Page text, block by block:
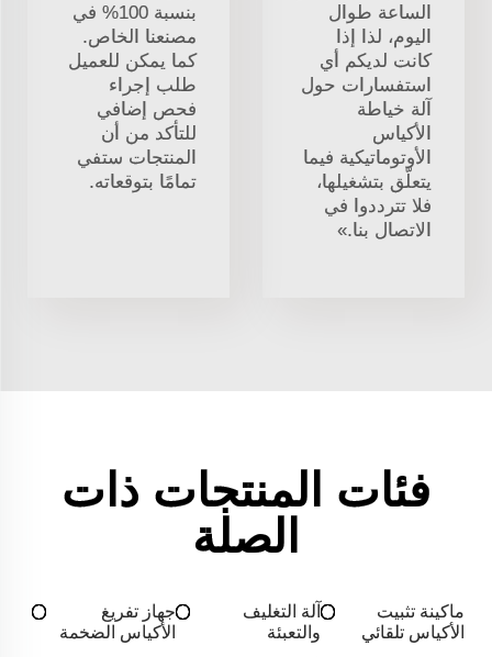
الساعة طوال
اليوم، لذا إذا
كانت لديكم أي
استفسارات حول
آلة خياطة
الأكياس
الأوتوماتيكية فيما
يتعلّق بتشغيلها،
فلا تترددوا في
الاتصال بنا.»
بنسبة 100% في
مصنعنا الخاص.
كما يمكن للعميل
طلب إجراء
فحص إضافي
للتأكد من أن
المنتجات ستفي
تمامًا بتوقعاته.
فئات المنتجات ذات
الصلة
ماكينة تثبيت
الأكياس تلقائي
آلة التغليف
والتعبئة
جهاز تفريغ
الأكياس الضخمة